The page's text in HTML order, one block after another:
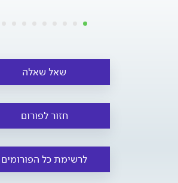
שאל שאלה
חזור לפורום
לרשימת כל הפורומים